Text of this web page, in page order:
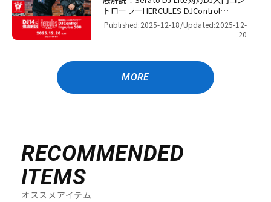
トローラーHERCULES DJControl
Inpulse 500！【presented by パワー
Published:2025-12-18/Updated:2025-12-
20
MORE
RECOMMENDED
ITEMS
オススメアイテム